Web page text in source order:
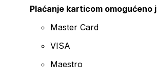
Plaćanje karticom omogućeno
Master Card
VISA
Maestro